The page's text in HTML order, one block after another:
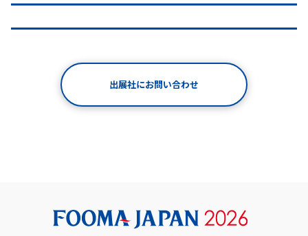
出展社にお問い合わせ